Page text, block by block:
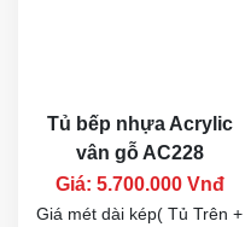
Tủ bếp nhựa Acrylic
vân gỗ AC228
Giá: 5.700.000 Vnđ
Giá mét dài kép( Tủ Trên +